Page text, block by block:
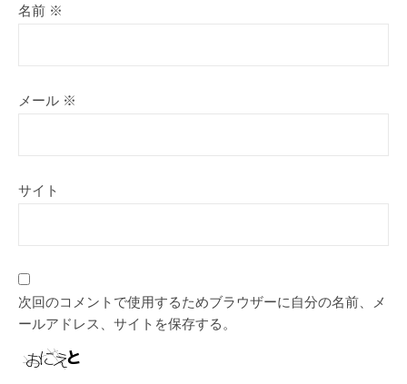
名前 ※
メール ※
サイト
次回のコメントで使用するためブラウザーに自分の名前、メ
ールアドレス、サイトを保存する。